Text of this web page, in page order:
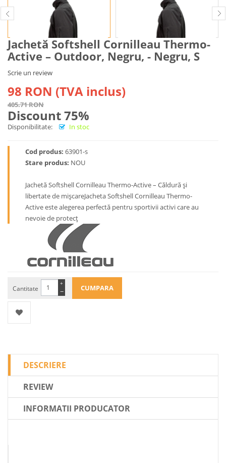
Jachetă Softshell Cornilleau Thermo-
Active – Outdoor, Negru, - Negru, S
Scrie un review
98 RON (TVA inclus)
405.71 RON
Discount 75%
Disponibilitate: In stoc
Cod produs: 63901-s
Stare produs: NOU
Jachetă Softshell Cornilleau Thermo-Active – Căldură și
libertate de mișcareJacheta Softshell Cornilleau Thermo-
Active este alegerea perfectă pentru sportivii activi care au
nevoie de protecț
Cantitate −
+
DESCRIERE
REVIEW
INFORMATII PRODUCATOR